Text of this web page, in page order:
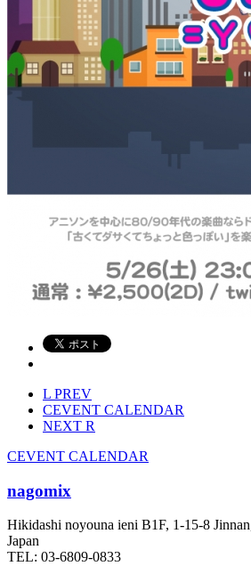
L PREV
CEVENT CALENDAR
NEXT R
CEVENT CALENDAR
nagomix
Hikidashi noyouna ieni B1F, 1-15-8
Japan
TEL: 03-6809-0833